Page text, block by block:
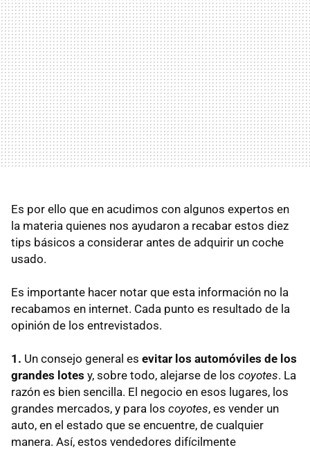
Es por ello que en acudimos con algunos expertos en
la materia quienes nos ayudaron a recabar estos diez
tips básicos a considerar antes de adquirir un coche
usado.
Es importante hacer notar que esta información no la
recabamos en internet. Cada punto es resultado de la
opinión de los entrevistados.
1. Un consejo general es evitar los automóviles de los
grandes lotes y, sobre todo, alejarse de los coyotes. La
razón es bien sencilla. El negocio en esos lugares, los
grandes mercados, y para los coyotes, es vender un
auto, en el estado que se encuentre, de cualquier
manera. Así, estos vendedores difícilmente